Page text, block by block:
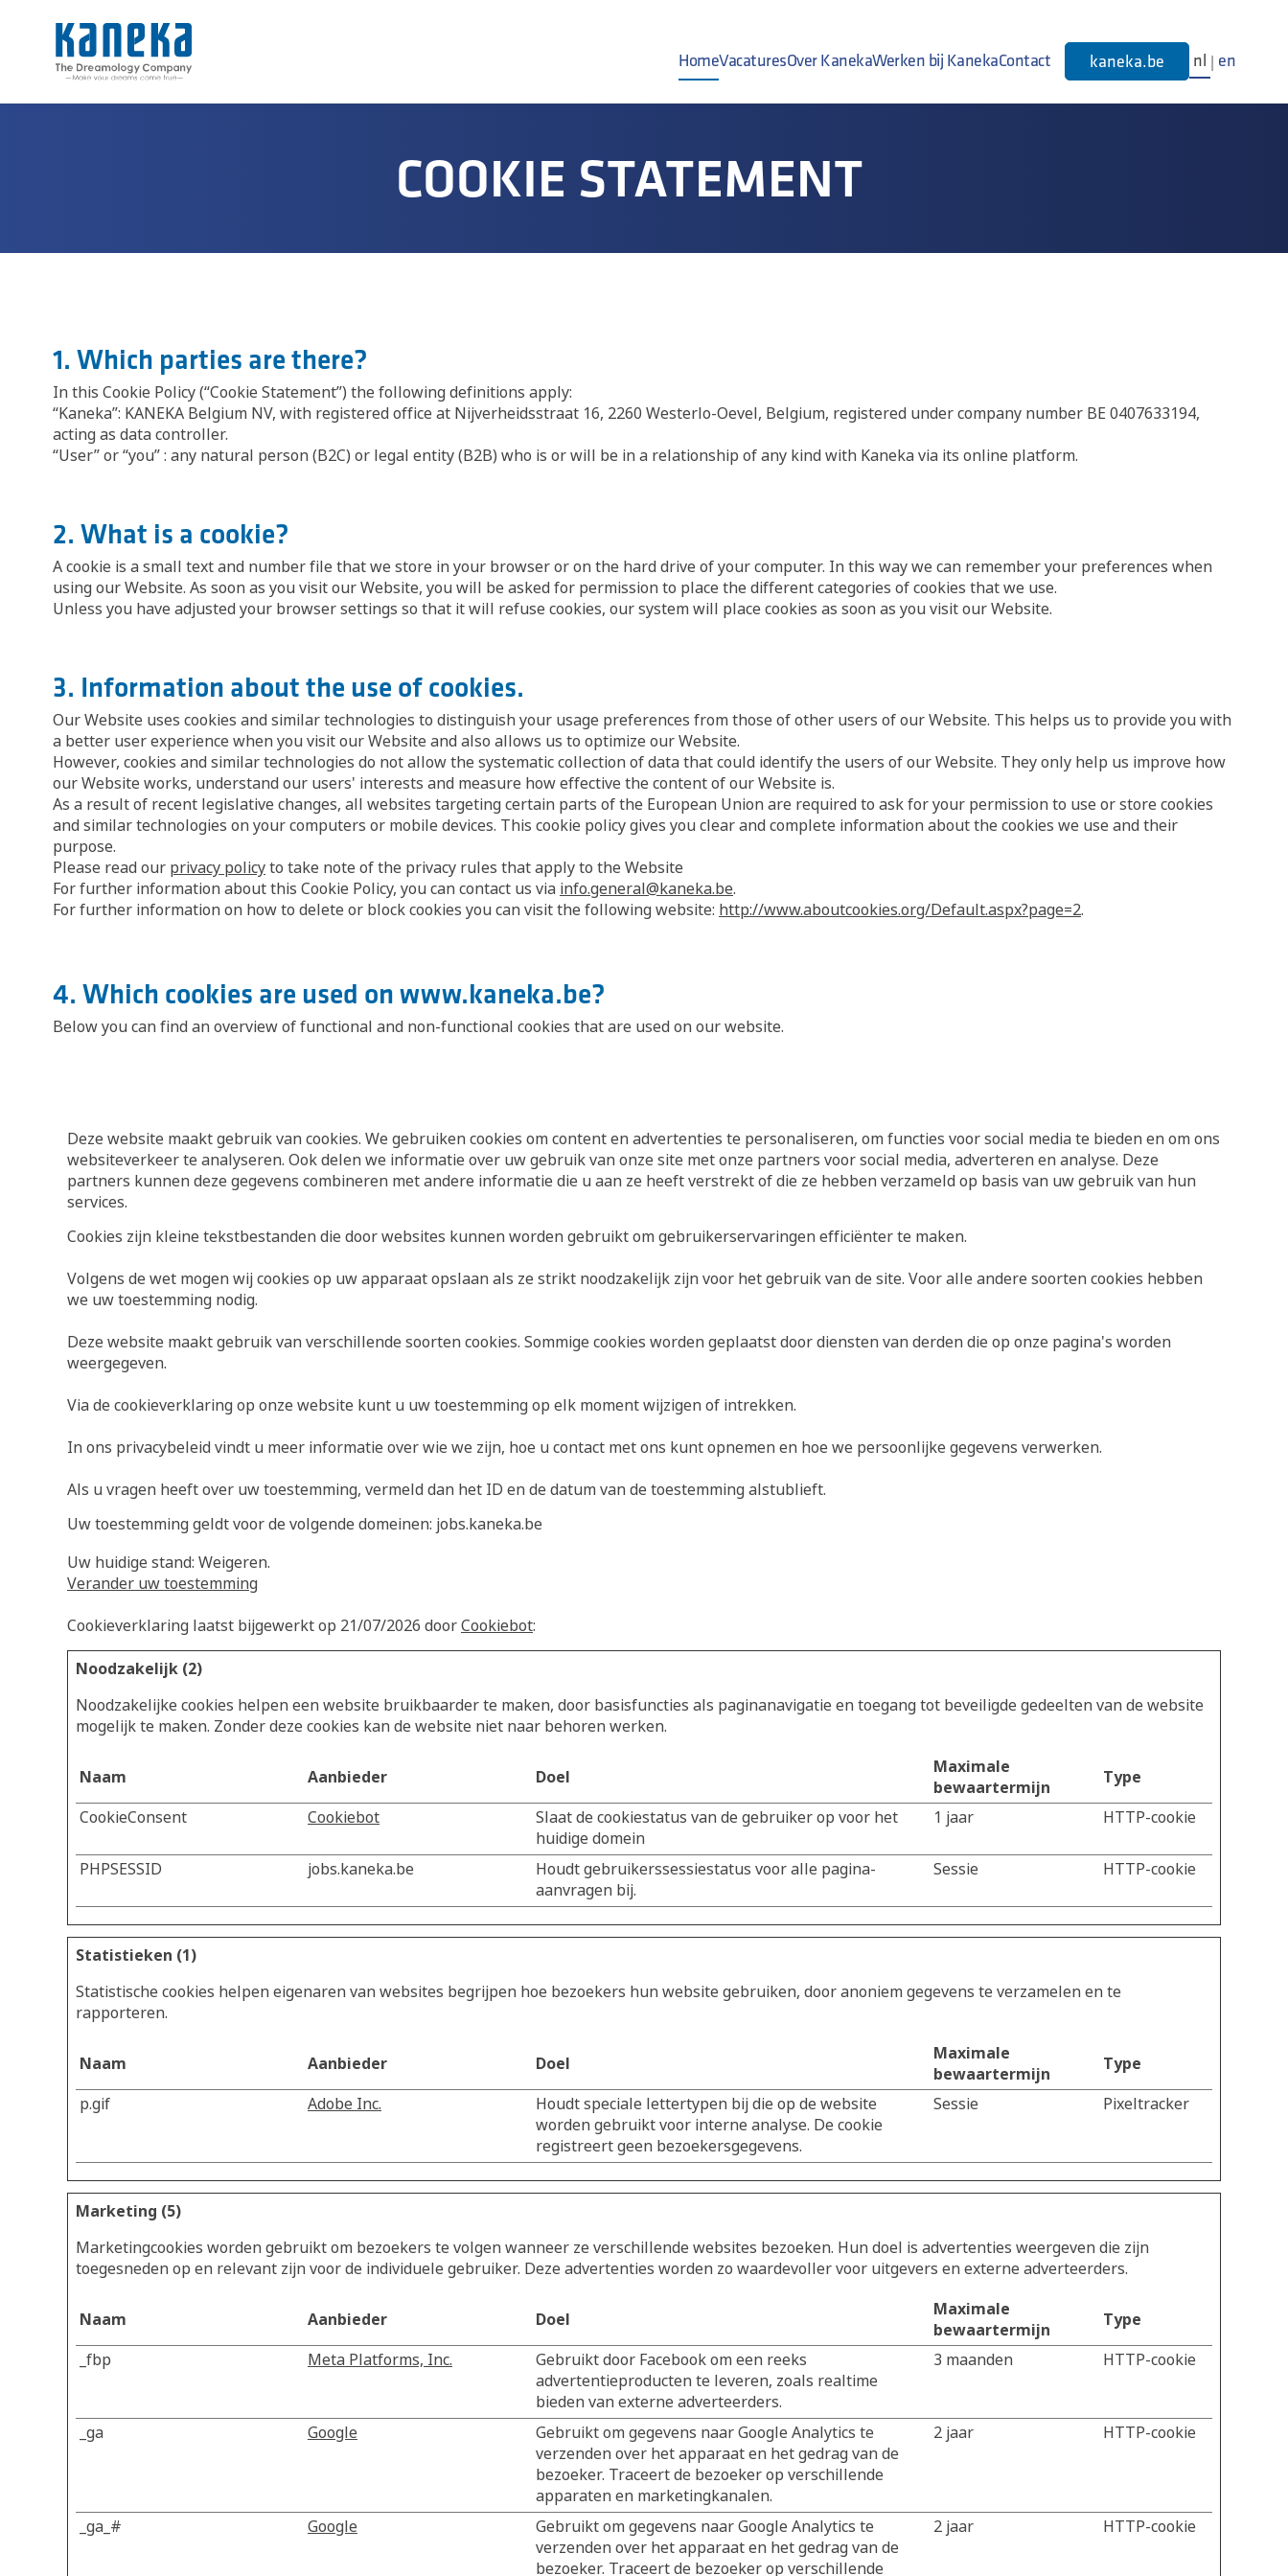
HomeVacaturesOver KanekaWerken bij KanekaContact kaneka.be nl | en
COOKIE STATEMENT
1. Which parties are there?
In this Cookie Policy (“Cookie Statement”) the following definitions apply:
“Kaneka”: KANEKA Belgium NV, with registered office at Nijverheidsstraat 16, 2260 Westerlo-Oevel, Belgium, registered under company number BE 0407633194,
acting as data controller.
“User” or “you” : any natural person (B2C) or legal entity (B2B) who is or will be in a relationship of any kind with Kaneka via its online platform.
2. What is a cookie?
A cookie is a small text and number file that we store in your browser or on the hard drive of your computer. In this way we can remember your preferences when
using our Website. As soon as you visit our Website, you will be asked for permission to place the different categories of cookies that we use.
Unless you have adjusted your browser settings so that it will refuse cookies, our system will place cookies as soon as you visit our Website.
3. Information about the use of cookies.
Our Website uses cookies and similar technologies to distinguish your usage preferences from those of other users of our Website. This helps us to provide you with
a better user experience when you visit our Website and also allows us to optimize our Website.
However, cookies and similar technologies do not allow the systematic collection of data that could identify the users of our Website. They only help us improve how
our Website works, understand our users' interests and measure how effective the content of our Website is.
As a result of recent legislative changes, all websites targeting certain parts of the European Union are required to ask for your permission to use or store cookies
and similar technologies on your computers or mobile devices. This cookie policy gives you clear and complete information about the cookies we use and their
purpose.
Please read our privacy policyto take note of the privacy rules that apply to the Website
For further information about this Cookie Policy, you can contact us via info.general@kaneka.be.
For further information on how to delete or block cookies you can visit the following website: http://www.aboutcookies.org/Default.aspx?page=2.
4. Which cookies are used on www.kaneka.be?
Below you can find an overview of functional and non-functional cookies that are used on our website.
Deze website maakt gebruik van cookies. We gebruiken cookies om content en advertenties te personaliseren, om functies voor social media te bieden en om ons
websiteverkeer te analyseren. Ook delen we informatie over uw gebruik van onze site met onze partners voor social media, adverteren en analyse. Deze
partners kunnen deze gegevens combineren met andere informatie die u aan ze heeft verstrekt of die ze hebben verzameld op basis van uw gebruik van hun
services.
Cookies zijn kleine tekstbestanden die door websites kunnen worden gebruikt om gebruikerservaringen efficiënter te maken.
Volgens de wet mogen wij cookies op uw apparaat opslaan als ze strikt noodzakelijk zijn voor het gebruik van de site. Voor alle andere soorten cookies hebben
we uw toestemming nodig.
Deze website maakt gebruik van verschillende soorten cookies. Sommige cookies worden geplaatst door diensten van derden die op onze pagina's worden
weergegeven.
Via de cookieverklaring op onze website kunt u uw toestemming op elk moment wijzigen of intrekken.
In ons privacybeleid vindt u meer informatie over wie we zijn, hoe u contact met ons kunt opnemen en hoe we persoonlijke gegevens verwerken.
Als u vragen heeft over uw toestemming, vermeld dan het ID en de datum van de toestemming alstublieft.
Uw toestemming geldt voor de volgende domeinen: jobs.kaneka.be
Uw huidige stand: Weigeren.
Verander uw toestemming
Cookieverklaring laatst bijgewerkt op 21/07/2026 doorCookiebot:
Noodzakelijk (2)
Noodzakelijke cookies helpen een website bruikbaarder te maken, door basisfuncties als paginanavigatie en toegang tot beveiligde gedeelten van de website
mogelijk te maken. Zonder deze cookies kan de website niet naar behoren werken.
Naam Aanbieder Doel
Maximale
bewaartermijn
Type
CookieConsent
Cookiebot
Slaat de cookiestatus van de gebruiker op voor het
huidige domein
1 jaar HTTP-cookie
PHPSESSID jobs.kaneka.be
Houdt gebruikerssessiestatus voor alle pagina-
aanvragen bij.
Sessie HTTP-cookie
Statistieken (1)
Statistische cookies helpen eigenaren van websites begrijpen hoe bezoekers hun website gebruiken, door anoniem gegevens te verzamelen en te
rapporteren.
Naam Aanbieder Doel
Maximale
bewaartermijn
Type
p.gif
Adobe Inc.
Houdt speciale lettertypen bij die op de website
worden gebruikt voor interne analyse. De cookie
registreert geen bezoekersgegevens.
Sessie Pixeltracker
Marketing (5)
Marketingcookies worden gebruikt om bezoekers te volgen wanneer ze verschillende websites bezoeken. Hun doel is advertenties weergeven die zijn
toegesneden op en relevant zijn voor de individuele gebruiker. Deze advertenties worden zo waardevoller voor uitgevers en externe adverteerders.
Naam Aanbieder Doel
Maximale
bewaartermijn
Type
_fbp
Meta Platforms, Inc.
Gebruikt door Facebook om een reeks
advertentieproducten te leveren, zoals realtime
bieden van externe adverteerders.
3 maanden HTTP-cookie
_ga Google
Gebruikt om gegevens naar Google Analytics te
verzenden over het apparaat en het gedrag van de
bezoeker. Traceert de bezoeker op verschillende
apparaten en marketingkanalen.
2 jaar HTTP-cookie
_ga_# Google
Gebruikt om gegevens naar Google Analytics te
verzenden over het apparaat en het gedrag van de
bezoeker. Traceert de bezoeker op verschillende
2 jaar HTTP-cookie